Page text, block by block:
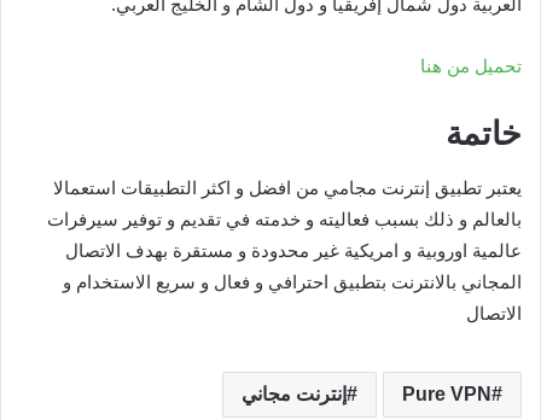
تحميل من هنا
خاتمة
يعتبر تطبيق إنترنت مجامي من افضل و اكثر التطبيقات استعمالا
بالعالم و ذلك بسبب فعاليته و خدمته في تقديم و توفير سيرفرات
عالمية اوروبية و امريكية غير محدودة و مستقرة بهدف الاتصال
المجاني بالانترنت بتطبيق احترافي و فعال و سريع الاستخدام و
الاتصال
Pure VPN إنترنت مجاني